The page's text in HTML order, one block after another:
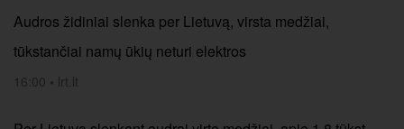
Audros židiniai slenka per Lietuvą, virsta medžiai,
tūkstančiai namų ūkių neturi elektros
16:00 • lrt.lt